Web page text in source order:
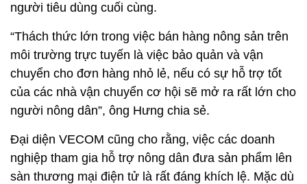
người tiêu dùng cuối cùng.
“Thách thức lớn trong việc bán hàng nông sản trên
môi trường trực tuyến là việc bảo quản và vận
chuyển cho đơn hàng nhỏ lẻ, nếu có sự hỗ trợ tốt
của các nhà vận chuyển cơ hội sẽ mở ra rất lớn cho
người nông dân”, ông Hưng chia sẻ.
Đại diện VECOM cũng cho rằng, việc các doanh
nghiệp tham gia hỗ trợ nông dân đưa sản phẩm lên
sàn thương mại điện tử là rất đáng khích lệ. Mặc dù